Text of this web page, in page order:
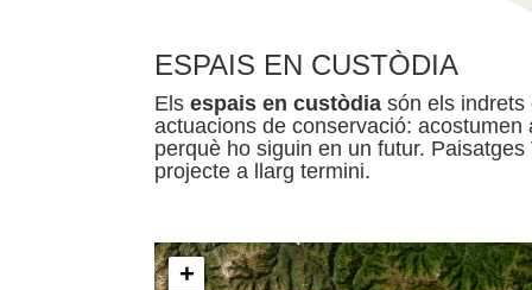
ESPAIS EN CUSTÒDIA
Els espais en custòdia són els indrets
actuacions de conservació:
perquè ho siguin en un futur.
projecte a llarg termini.
+